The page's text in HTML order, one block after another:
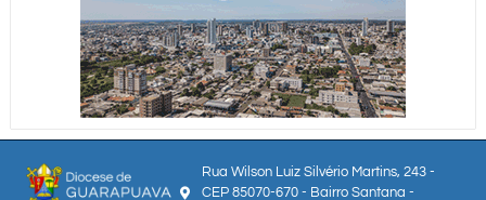
Rua Wilson Luiz Silvério Martins, 243 -
CEP 85070-670 - Bairro Santana -